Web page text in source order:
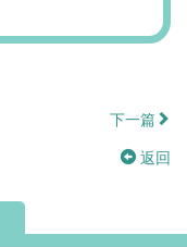
下一篇
返回